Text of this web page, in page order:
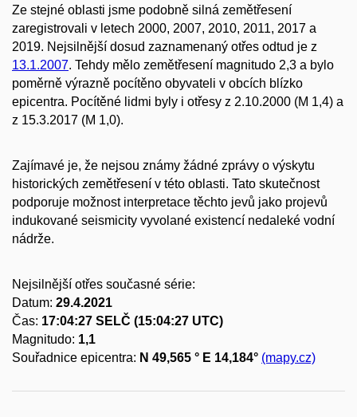
Ze stejné oblasti jsme podobně silná zemětřesení
zaregistrovali v letech 2000, 2007, 2010, 2011, 2017 a
2019. Nejsilnější dosud zaznamenaný otřes odtud je z
13.1.2007. Tehdy mělo zemětřesení magnitudo 2,3 a bylo
poměrně výrazně pocítěno obyvateli v obcích blízko
epicentra. Pocítěné lidmi byly i otřesy z 2.10.2000 (M 1,4) a
z 15.3.2017 (M 1,0).
Zajímavé je, že nejsou známy žádné zprávy o výskytu
historických zemětřesení v této oblasti. Tato skutečnost
podporuje možnost interpretace těchto jevů jako projevů
indukované seismicity vyvolané existencí nedaleké vodní
nádrže.
Nejsilnější otřes současné série:
Datum: 29.4.2021
Čas: 17:04:27 SELČ (15:04:27 UTC)
Magnitudo: 1,1
Souřadnice epicentra: N 49,565 ° E 14,184° (mapy.cz)